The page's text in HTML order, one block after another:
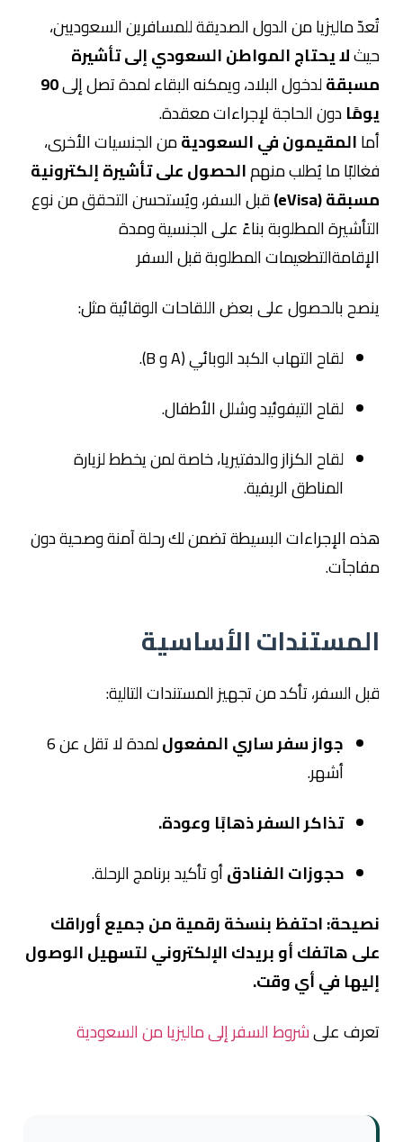
تُعدّ ماليزيا من الدول الصديقة للمسافرين السعوديين،
حيثلا يحتاج المواطن السعودي إلى تأشيرة
مسبقةلدخول البلاد، ويمكنه البقاء لمدة تصل إلى90
يومًادون الحاجة لإجراءات معقدة.
أماالمقيمون في السعوديةمن الجنسيات الأخرى،
فغالبًا ما يُطلب منهمالحصول على تأشيرة إلكترونية
مسبقة (eVisa)
قبل السفر، ويُستحسن التحقق من نوع
التأشيرة المطلوبة بناءً على الجنسية ومدة
الإقامةالتطعيمات المطلوبة قبل السفر
ينصح بالحصول على بعض اللقاحات الوقائية مثل:
لقاح التهاب الكبد الوبائي (A و B).
لقاح التيفوئيد وشلل الأطفال.
لقاح الكزاز والدفتيريا، خاصة لمن يخطط لزيارة
المناطق الريفية.
هذه الإجراءات البسيطة تضمن لك رحلة آمنة وصحية دون
مفاجآت.
المستندات الأساسية
قبل السفر، تأكد من تجهيز المستندات التالية:
جواز سفر ساري المفعول
لمدة لا تقل عن 6
أشهر.
تذاكر السفر ذهابًا وعودة.
حجوزات الفنادقأو تأكيد برنامج الرحلة.
نصيحة: احتفظ بنسخة رقمية من جميع أوراقك
على هاتفك أو بريدك الإلكتروني لتسهيل الوصول
إليها في أي وقت.
تعرف علىشروط السفر إلى ماليزيا من السعودية